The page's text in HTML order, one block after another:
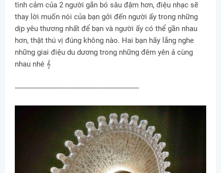
tình cảm của 2 người gắn bó sâu đậm hơn, điệu nhạc sẽ
thay lời muốn nói của bạn gởi đến người ấy trong những
dịp yêu thương nhất để bạn và người ấy có thể gần nhau
hơn, thật thú vị đúng không nào. Hai bạn hãy lắng nghe
những giai điệu du dương trong những đêm yên ả cùng
nhau nhé 𝄞
---------------------------------------------------------------